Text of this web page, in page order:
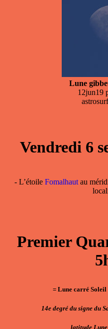
Lune
12jun19
Vendredi 6
- L’étoile Fomalhautau
Premier
= Lune carré
14e degré du signe du
latitude Lune